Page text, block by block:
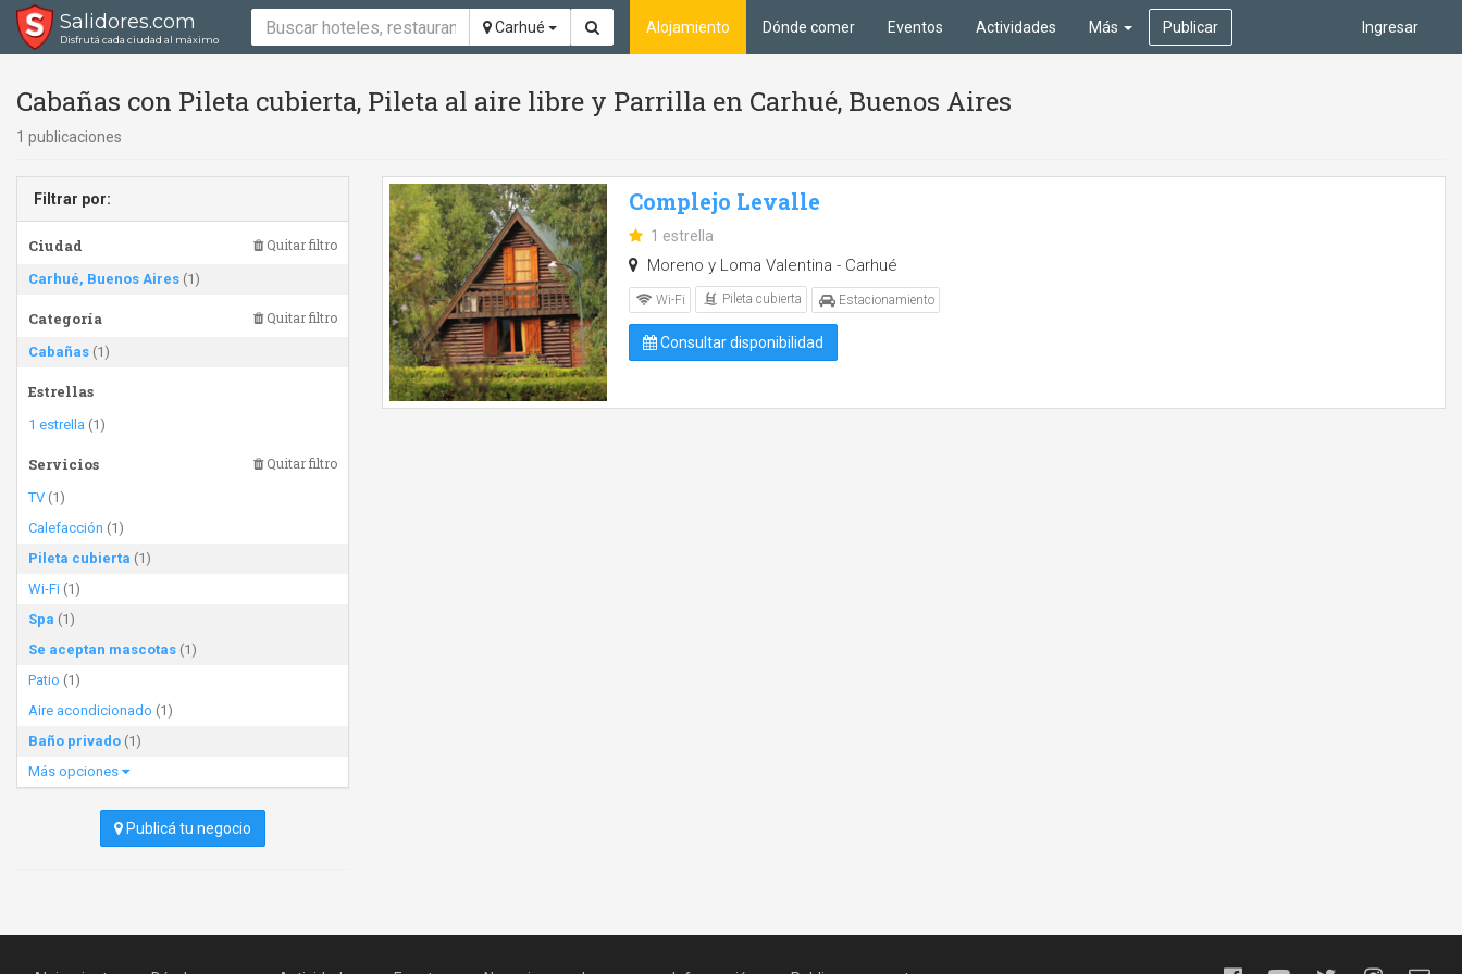
Salidores.com
Disfrutá cada ciudad al máximo
Carhué Ingresar
Alojamiento Dónde comer Eventos Actividades Más Publicar
Cabañas con Pileta cubierta, Pileta al aire libre y Parrilla en Carhué, Buenos Aires
1 publicaciones
Filtrar por:
Ciudad Quitar filtro
Carhué, Buenos Aires (1)
Categoría Quitar filtro
Cabañas (1)
Estrellas
1 estrella (1)
Servicios Quitar filtro
TV (1)
Calefacción (1)
Pileta cubierta (1)
Wi-Fi (1)
Spa (1)
Se aceptan mascotas (1)
Patio (1)
Aire acondicionado (1)
Baño privado (1)
Más opciones
Publicá tu negocio
Complejo Levalle
1 estrella
Moreno y Loma Valentina - Carhué
Wi-Fi Pileta cubierta Estacionamiento
Consultar disponibilidad